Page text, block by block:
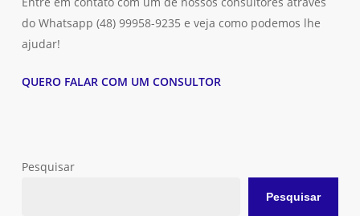
do Whatsapp (48) 99958-9235 e veja como podemos lhe
ajudar!
QUERO FALAR COM UM CONSULTOR
Pesquisar
Pesquisar